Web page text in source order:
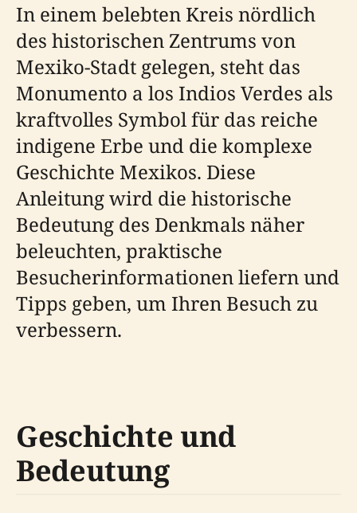
In einem belebten Kreis nördlich
des historischen Zentrums von
Mexiko-Stadt gelegen, steht das
Monumento a los Indios Verdes als
kraftvolles Symbol für das reiche
indigene Erbe und die komplexe
Geschichte Mexikos. Diese
Anleitung wird die historische
Bedeutung des Denkmals näher
beleuchten, praktische
Besucherinformationen liefern und
Tipps geben, um Ihren Besuch zu
verbessern.
Geschichte und
Bedeutung